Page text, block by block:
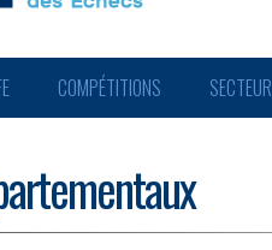
COMPÉTITIONS